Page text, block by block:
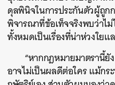
ดุลพินิจในการประกันตัวผู้ถูก
พิจารณาที่ข้อเท็จจริงพบว่าไ
ทั้งหมดเป็นเรื่องที่น่าห่วงใยแ
“หากกฎหมายมาตรานี้
อาจไม่เป็นผลดีต่อใคร แม้ก